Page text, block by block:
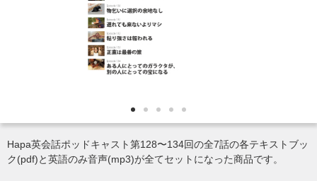
Hapa英会話ポッドキャスト第128〜134回の全7話の各テキストブッ
ク(pdf)と英語のみ音声(mp3)が全てセットになった商品です。